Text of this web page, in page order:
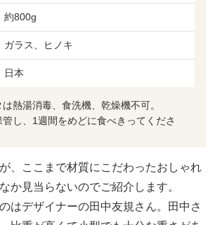
約800g
ガラス、ヒノキ
日本
熱湯消毒、食洗機、乾燥機不可。
し、1週間をめどに食べきってくださ
、ここまで材質にこだわったおしゃれ
か見当らないのでご紹介します。
はデザイナーの田中友規さん。田中さ